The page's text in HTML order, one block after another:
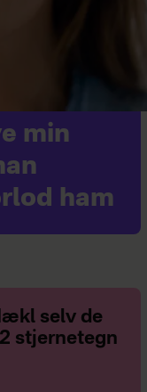
min
ham
selv de
stjernetegn